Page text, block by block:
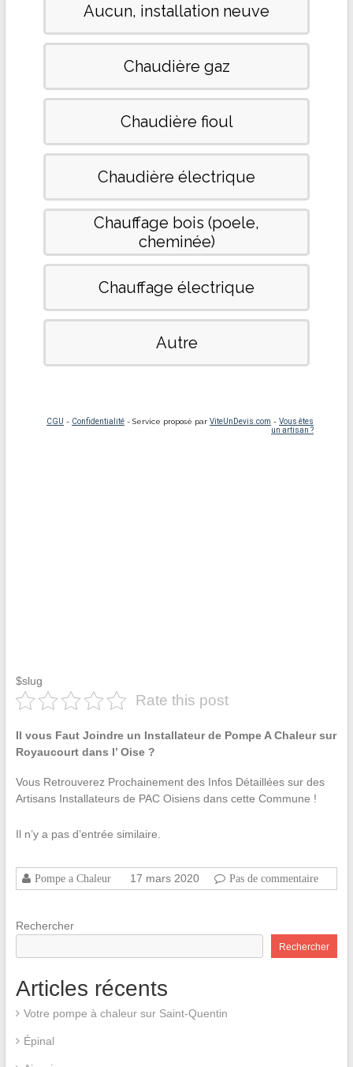
$slug
Rate this post
Il vous Faut Joindre un Installateur de Pompe A Chaleur sur
Royaucourt dans l’ Oise ?
Vous Retrouverez Prochainement des Infos Détaillées sur des
Artisans Installateurs de PAC Oisiens dans cette Commune !
Il n’y a pas d’entrée similaire.
Pompe a Chaleur 17 mars 2020 Pas de commentaire
Rechercher
Rechercher
Articles récents
Votre pompe à chaleur sur Saint-Quentin
Épinal